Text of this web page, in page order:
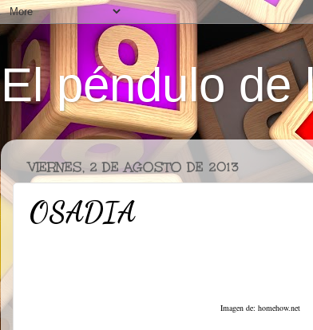
El péndulo de
VIERNES, 2 DE AGOSTO DE 2013
OSADIA
Imagen de: homehow.net